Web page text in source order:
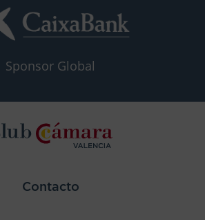
Sponsor Global
Contacto